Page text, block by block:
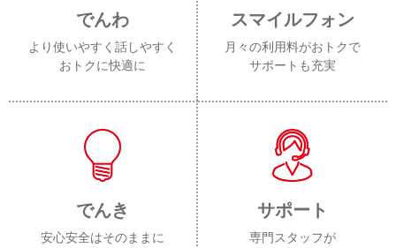
でんわ
より使いやすく話しやすく
おトクに快適に
スマイルフォン
月々の利用料がおトクで
サポートも充実
でんき
安心安全はそのままに
サポート
専門スタッフが